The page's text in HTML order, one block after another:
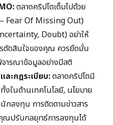
ตลาดคริปโตเต็มไปด้วย
Fear Of Missing Out)
Doubt) อย่าให้
ตัดสินใจของคุณ ควรยึดมั่น
ารณาข้อมูลอย่างมีสติ
ะกฎระเบียบ:ตลาดคริปโตมี
งในด้านเทคโนโลยี, นโยบาย
กลงทุน การติดตามข่าวสาร
คุณปรับกลยุทธ์การลงทุนได้